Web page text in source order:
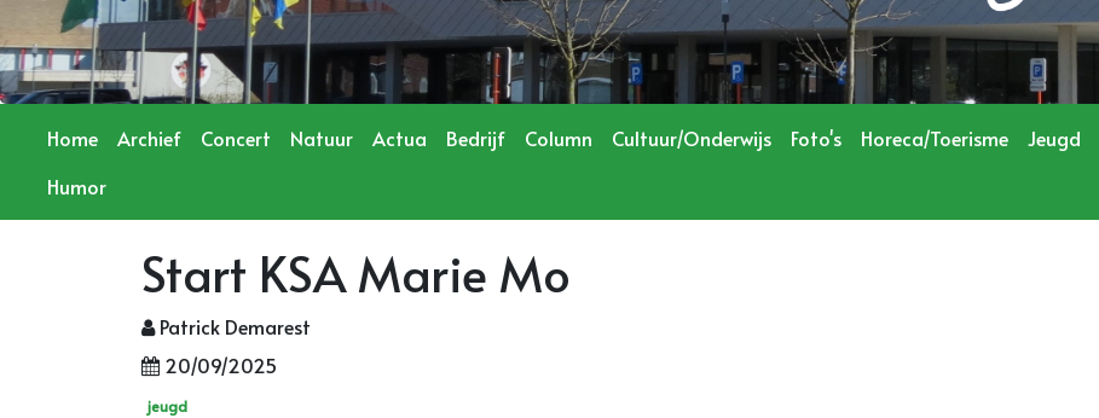
Home Archief Concert Natuur Actua Bedrijf Column Cultuur/Onderwijs Foto's Horeca/Toerisme Jeugd
Humor
Start KSA Marie Mo
Patrick Demarest
20/09/2025
jeugd